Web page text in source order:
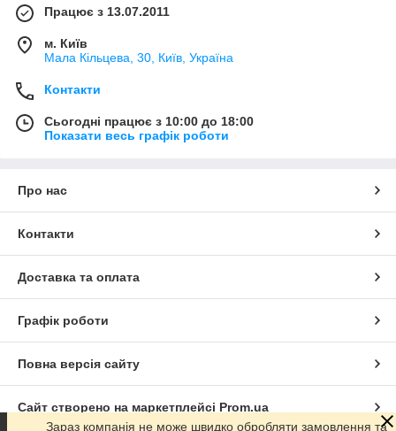
Працює з 13.07.2011
м. Київ
Мала Кільцева, 30, Київ, Україна
Контакти
Сьогодні працює з 10:00 до 18:00
Показати весь графік роботи
Про нас
Контакти
Доставка та оплата
Графік роботи
Повна версія сайту
Сайт створено на маркетплейсі Prom.ua
Зараз компанія не може швидко обробляти замовлення та